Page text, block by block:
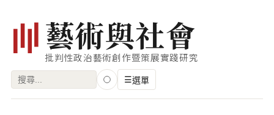
藝術與社會
批判性政治藝術創作暨策展實踐研究
搜
☰選單